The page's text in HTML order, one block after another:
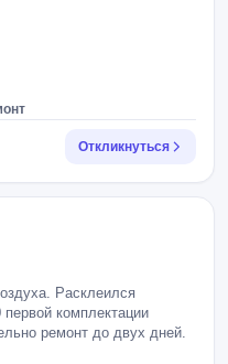
Откликнуться
Расклеился
комплектации
ремонт до двух дней.